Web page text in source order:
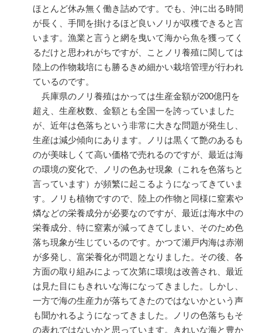
ほとんど休み無く働き詰めです。でも、沖に出る時間
が長く、手間を掛けるほど良いノリが収穫できると言
います。漁業と言うと網を曳いて海から魚を獲ってく
るだけと思われがちですが、ことノリ養殖に関しては
陸上の作物栽培にも勝るきめ細かい栽培管理が行われ
ているのです。
兵庫県のノリ養殖はかっては生産金額が200億円を
超え、生産枚数、金額とも全国一を誇っていました
が、近年は色落ちという非常に大きな問題が発生し、
生産は減少傾向にあります。ノリは黒くて艶のあるも
のが美味しくて高い価格で売れるのですが、最近は海
の環境の変化で、ノリの色あせ現象（これを色落ちと
言っています）が頻繁に起こるようになってきていま
す。ノリも植物ですので、陸上の作物と同様に窒素や
燐などの栄養成分が必要なのですが、最近は海水中の
栄養成分、特に窒素が減ってきてしまい、そのため色
落ち現象が生じているのです。かつて瀬戸内海は赤潮
が多発し、富栄養化が問題となりました。その後、各
方面の取り組みによって次第に環境は改善され、最近
は見た目にもきれいな海になってきました。しかし、
一方で海の生産力が落ちてきたのではないかという声
も聞かれるようになってきました。ノリの色落ちもそ
の表れではないかと思っています。きれいな海と豊か